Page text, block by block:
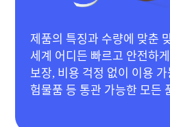
20년 경력 MD 보유 & 다양
제품, 이동하우스, 기계류부
품목 제작 가능 합리적인 단
진행!